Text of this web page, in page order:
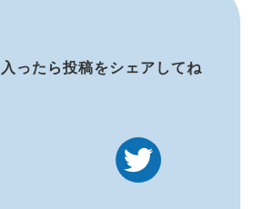
ったら投稿をシェアしてね